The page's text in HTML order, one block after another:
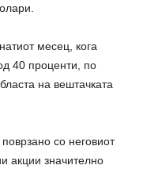
месец, кога
40 проценти, по
на вештачката
со неговиот
акции значително